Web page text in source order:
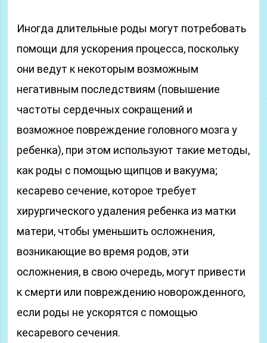
Иногда длительные роды могут потребовать
помощи для ускорения процесса, поскольку
они ведут к некоторым возможным
негативным последствиям (повышение
частоты сердечных сокращений и
возможное повреждение головного мозга у
ребенка), при этом используют такие методы,
как роды с помощью щипцов и вакуума;
кесарево сечение, которое требует
хирургического удаления ребенка из матки
матери, чтобы уменьшить осложнения,
возникающие во время родов, эти
осложнения, в свою очередь, могут привести
к смерти или повреждению новорожденного,
если роды не ускорятся с помощью
кесаревого сечения.